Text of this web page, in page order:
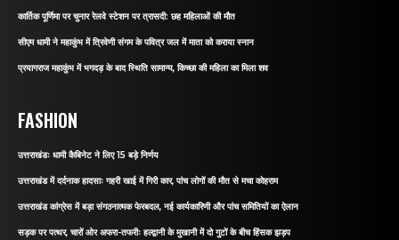
कार्तिक पूर्णिमा पर चुनार रेलवे स्टेशन पर त्रासदी: छह महिलाओं की मौत
सीएम धामी ने महाकुंभ में त्रिवेणी संगम के पवित्र जल में माता को कराया स्नान
प्रयागराज महाकुंभ में भगदड़ के बाद स्थिति सामान्य, किच्छा की महिला का मिला शव
FASHION
उत्तराखंडः धामी कैबिनेट ने लिए 15 बड़े निर्णय
उत्तराखंड में दर्दनाक हादसाः गहरी खाई में गिरी कार, पांच लोगों की मौत से मचा कोहराम
उत्तराखंड कांग्रेस में बड़ा संगठनात्मक फेरबदल, नई कार्यकारिणी और पांच समितियों का ऐलान
सड़क पर पत्थर, चारों ओर अफरा-तफरीः हल्द्वानी के मुखानी में दो गुटों के बीच हिंसक झड़प